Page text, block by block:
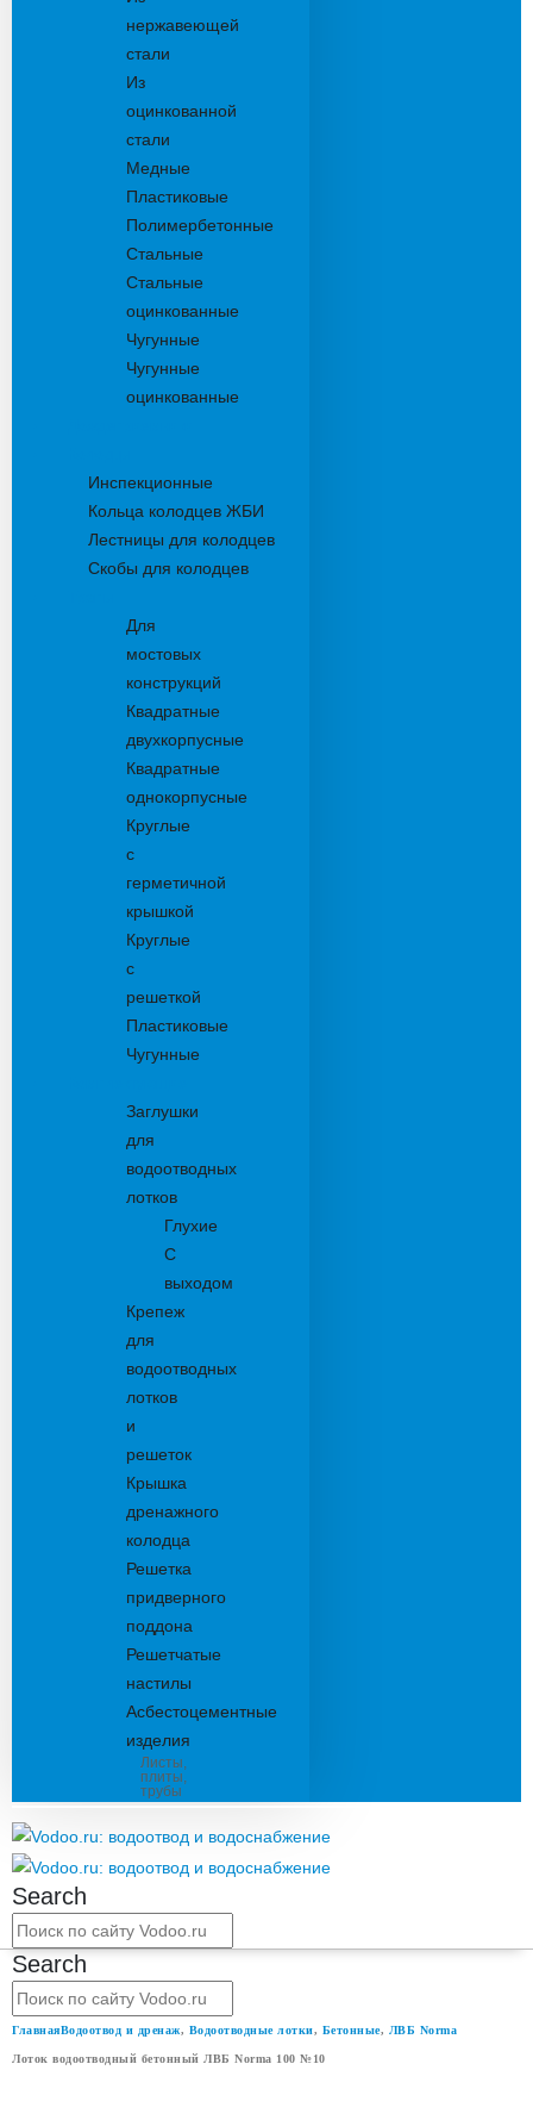
нержавеющей
стали
Из
оцинкованной
стали
Медные
Пластиковые
Полимербетонные
Стальные
Стальные
оцинкованные
Чугунные
Чугунные
оцинкованные
Инспекционные
Кольца колодцев ЖБИ
Лестницы для колодцев
Скобы для колодцев
Для
мостовых
конструкций
Квадратные
двухкорпусные
Квадратные
однокорпусные
Круглые
с
герметичной
крышкой
Круглые
с
решеткой
Пластиковые
Чугунные
Заглушки
для
водоотводных
лотков
Глухие
С
выходом
Крепеж
для
водоотводных
лотков
и
решеток
Крышка
дренажного
колодца
Решетка
придверного
поддона
Решетчатые
настилы
Асбестоцементные
изделия
Листы,
плиты,
трубы
Search
Search
ГлавнаяВодоотвод и дренаж, Водоотводные лотки, Бетонные, ЛВБ Norma
Лоток водоотводный бетонный ЛВБ Norma 100 №10